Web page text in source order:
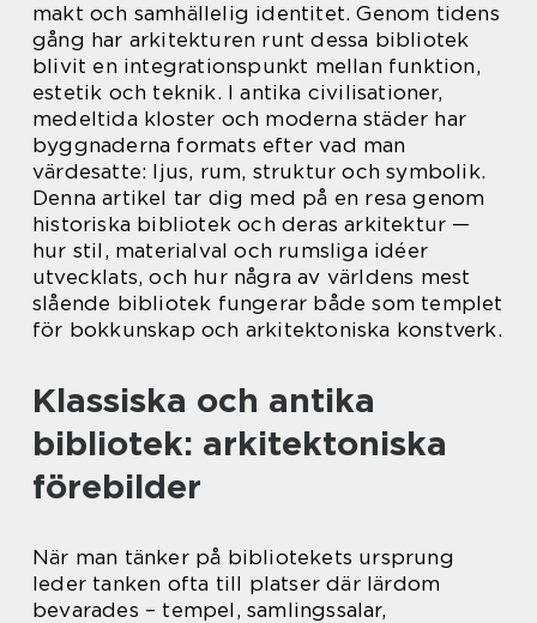
makt och samhällelig identitet. Genom tidens
gång har arkitekturen runt dessa bibliotek
blivit en integrationspunkt mellan funktion,
estetik och teknik. I antika civilisationer,
medeltida kloster och moderna städer har
byggnaderna formats efter vad man
värdesatte: ljus, rum, struktur och symbolik.
Denna artikel tar dig med på en resa genom
historiska bibliotek och deras arkitektur —
hur stil, materialval och rumsliga idéer
utvecklats, och hur några av världens mest
slående bibliotek fungerar både som templet
för bokkunskap och arkitektoniska konstverk.
Klassiska och antika
bibliotek: arkitektoniska
förebilder
När man tänker på bibliotekets ursprung
leder tanken ofta till platser där lärdom
bevarades – tempel, samlingssalar,